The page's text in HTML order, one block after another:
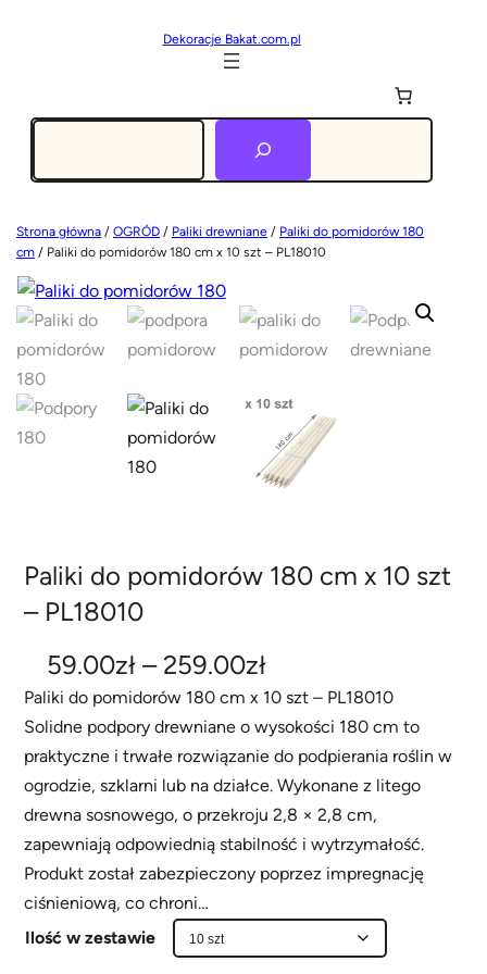
Dekoracje Bakat.com.pl
Szukaj
Strona główna /OGRÓD / Paliki drewniane / Paliki do pomidorów 180
cm / Paliki do pomidorów 180 cm x 10 szt – PL18010
Paliki do pomidorów 180 cm x 10 szt
– PL18010
59.00zł – 259.00złZ
a
k
r
e
s
c
e
n
Paliki do pomidorów 180 cm x 10 szt – PL18010
Solidne podpory drewniane o wysokości 180 cm to
praktyczne i trwałe rozwiązanie do podpierania roślin w
ogrodzie, szklarni lub na działce. Wykonane z litego
drewna sosnowego, o przekroju 2,8 × 2,8 cm,
zapewniają odpowiednią stabilność i wytrzymałość.
Produkt został zabezpieczony poprzez impregnację
ciśnieniową, co chroni…
Ilość w zestawie